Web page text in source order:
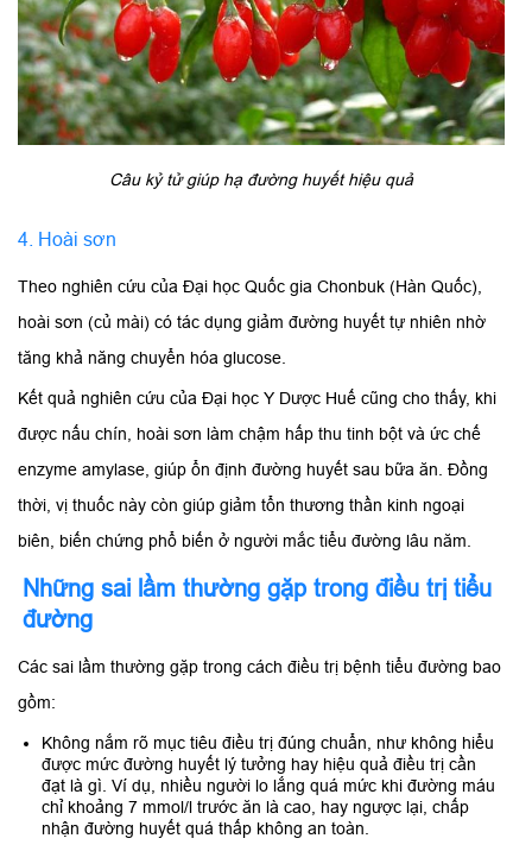
Câu kỷ tử giúp hạ đường huyết hiệu quả
4. Hoài sơn
Theo nghiên cứu của Đại học Quốc gia Chonbuk (Hàn Quốc),
hoài sơn (củ mài) có tác dụng giảm đường huyết tự nhiên nhờ
tăng khả năng chuyển hóa glucose.
Kết quả nghiên cứu của Đại học Y Dược Huế cũng cho thấy, khi
được nấu chín, hoài sơn làm chậm hấp thu tinh bột và ức chế
enzyme amylase, giúp ổn định đường huyết sau bữa ăn. Đồng
thời, vị thuốc này còn giúp giảm tổn thương thần kinh ngoại
biên, biến chứng phổ biến ở người mắc tiểu đường lâu năm.
Những sai lầm thường gặp trong điều trị tiểu
đường
Các sai lầm thường gặp trong cách điều trị bệnh tiểu đường bao
gồm:
Không nắm rõ mục tiêu điều trị đúng chuẩn, như không hiểu
được mức đường huyết lý tưởng hay hiệu quả điều trị cần
đạt là gì. Ví dụ, nhiều người lo lắng quá mức khi đường máu
chỉ khoảng 7 mmol/l trước ăn là cao, hay ngược lại, chấp
nhận đường huyết quá thấp không an toàn.